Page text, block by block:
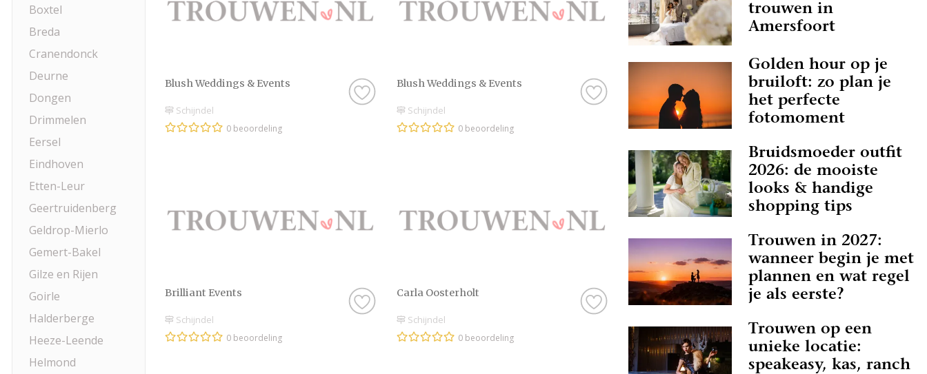
Boxtel
Breda
Cranendonck
Deurne
Dongen
Drimmelen
Eersel
Eindhoven
Etten-Leur
Geertruidenberg
Geldrop-Mierlo
Gemert-Bakel
Gilze en Rijen
Goirle
Halderberge
Heeze-Leende
Helmond
Blush Weddings & Events
Schijndel
0 beoordeling
Blush Weddings & Events
Schijndel
0 beoordeling
Brilliant Events
Schijndel
0 beoordeling
Carla Oosterholt
Schijndel
0 beoordeling
trouwen in
Amersfoort
Golden hour op je
bruiloft: zo plan je
het perfecte
fotomoment
Bruidsmoeder outfit
2026: de mooiste
looks & handige
shopping tips
Trouwen in 2027:
wanneer begin je met
plannen en wat regel
je als eerste?
Trouwen op een
unieke locatie:
speakeasy, kas, ranch